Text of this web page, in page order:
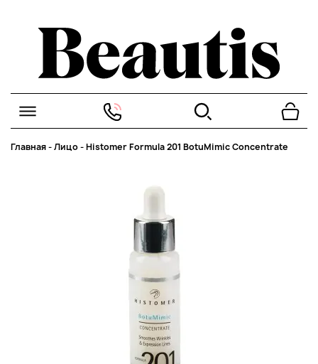
Главная-Лицо-Histomer Formula 201 BotuMimic Concentrate